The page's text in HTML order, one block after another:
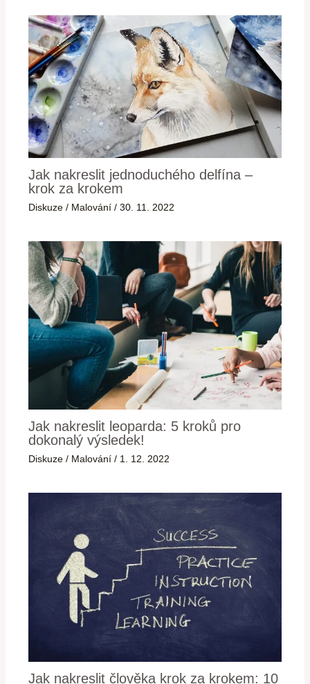
Jak nakreslit jednoduchého delfína –
krok za krokem
Diskuze / Malování /30. 11. 2022
Jak nakreslit leoparda: 5 kroků pro
dokonalý výsledek!
Diskuze / Malování / 1. 12. 2022
Jak nakreslit člověka krok za krokem: 10